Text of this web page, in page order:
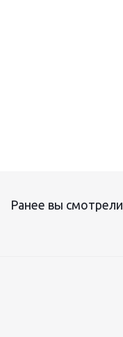
Ранее вы смотрели